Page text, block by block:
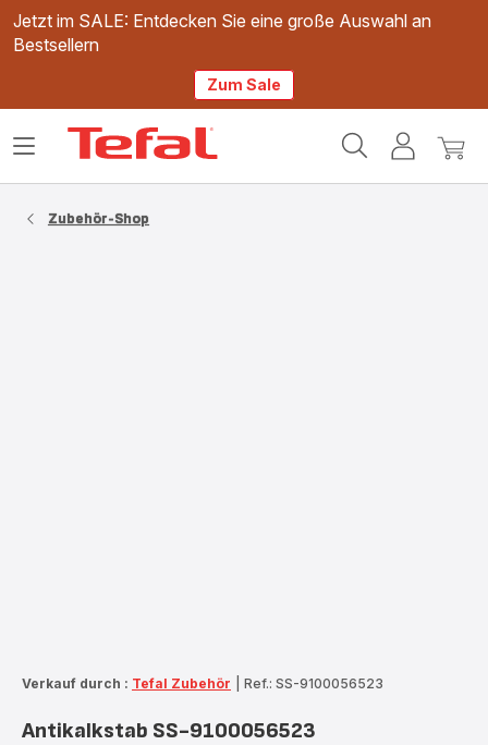
Jetzt im SALE: Entdecken Sie eine große Auswahl an
Bestsellern
Zum Sale
Mein
Mein
Das
Zubehör-Shop
Verkauf durch : Tefal Zubehör Ref.: SS-9100056523
Antikalkstab SS-9100056523